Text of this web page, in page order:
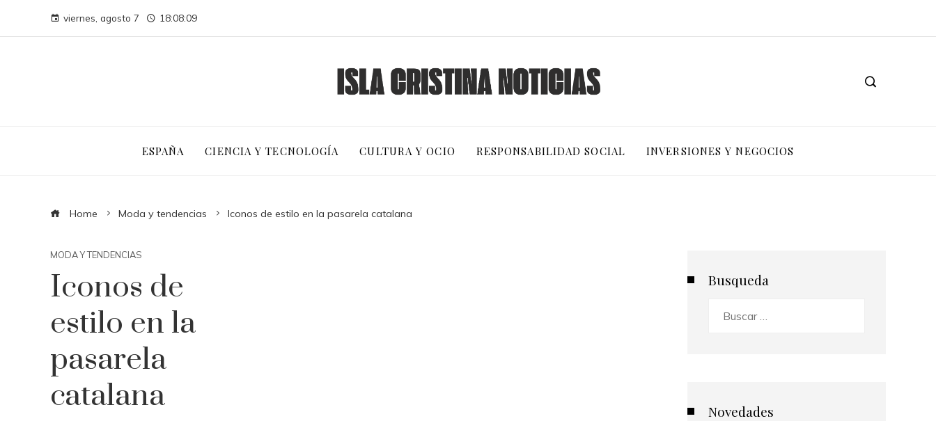
viernes, agosto 7 18:08:10
ESPAÑA CIENCIA Y TECNOLOGÍA CULTURA Y OCIO RESPONSABILIDAD SOCIAL INVERSIONES Y NEGOCIOS
Home Moda y tendencias Iconos de estilo en la pasarela catalana
MODA Y TENDENCIAS
Iconos de
estilo en la
pasarela
catalana
Busqueda
Novedades